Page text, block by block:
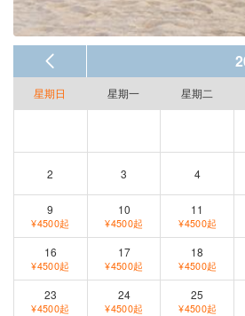
星期日 星期一 星期二
2 3 4
9
¥4500起
10
¥4500起
11
¥4500起
16
¥4500起
17
¥4500起
18
¥4500起
23
¥4500起
24
¥4500起
25
¥4500起